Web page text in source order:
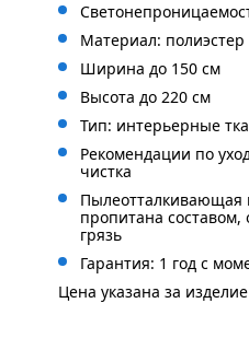
Материал: полиэстер
Ширина до 150 см
Высота до 220 см
Тип: интерьерные
Рекомендации по
чистка
Пылеотталкивающая
пропитана
грязь
Гарантия: 1 год с
Цена указана за